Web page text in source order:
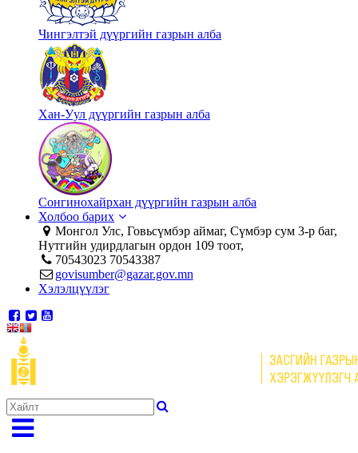
Чингэлтэй дүүргийн газрын алба
Хан-Уул дүүргийн газрын алба
Сонгинохайрхан дүүргийн газрын алба
Холбоо барих
Монгол Улс, Говьсүмбэр аймаг, Сүмбэр сум 3-р баг,
Нутгийн удирдлагын ордон 109 тоот,
70543023 70543387
govisumber@gazar.gov.mn
Хэлэлцүүлэг